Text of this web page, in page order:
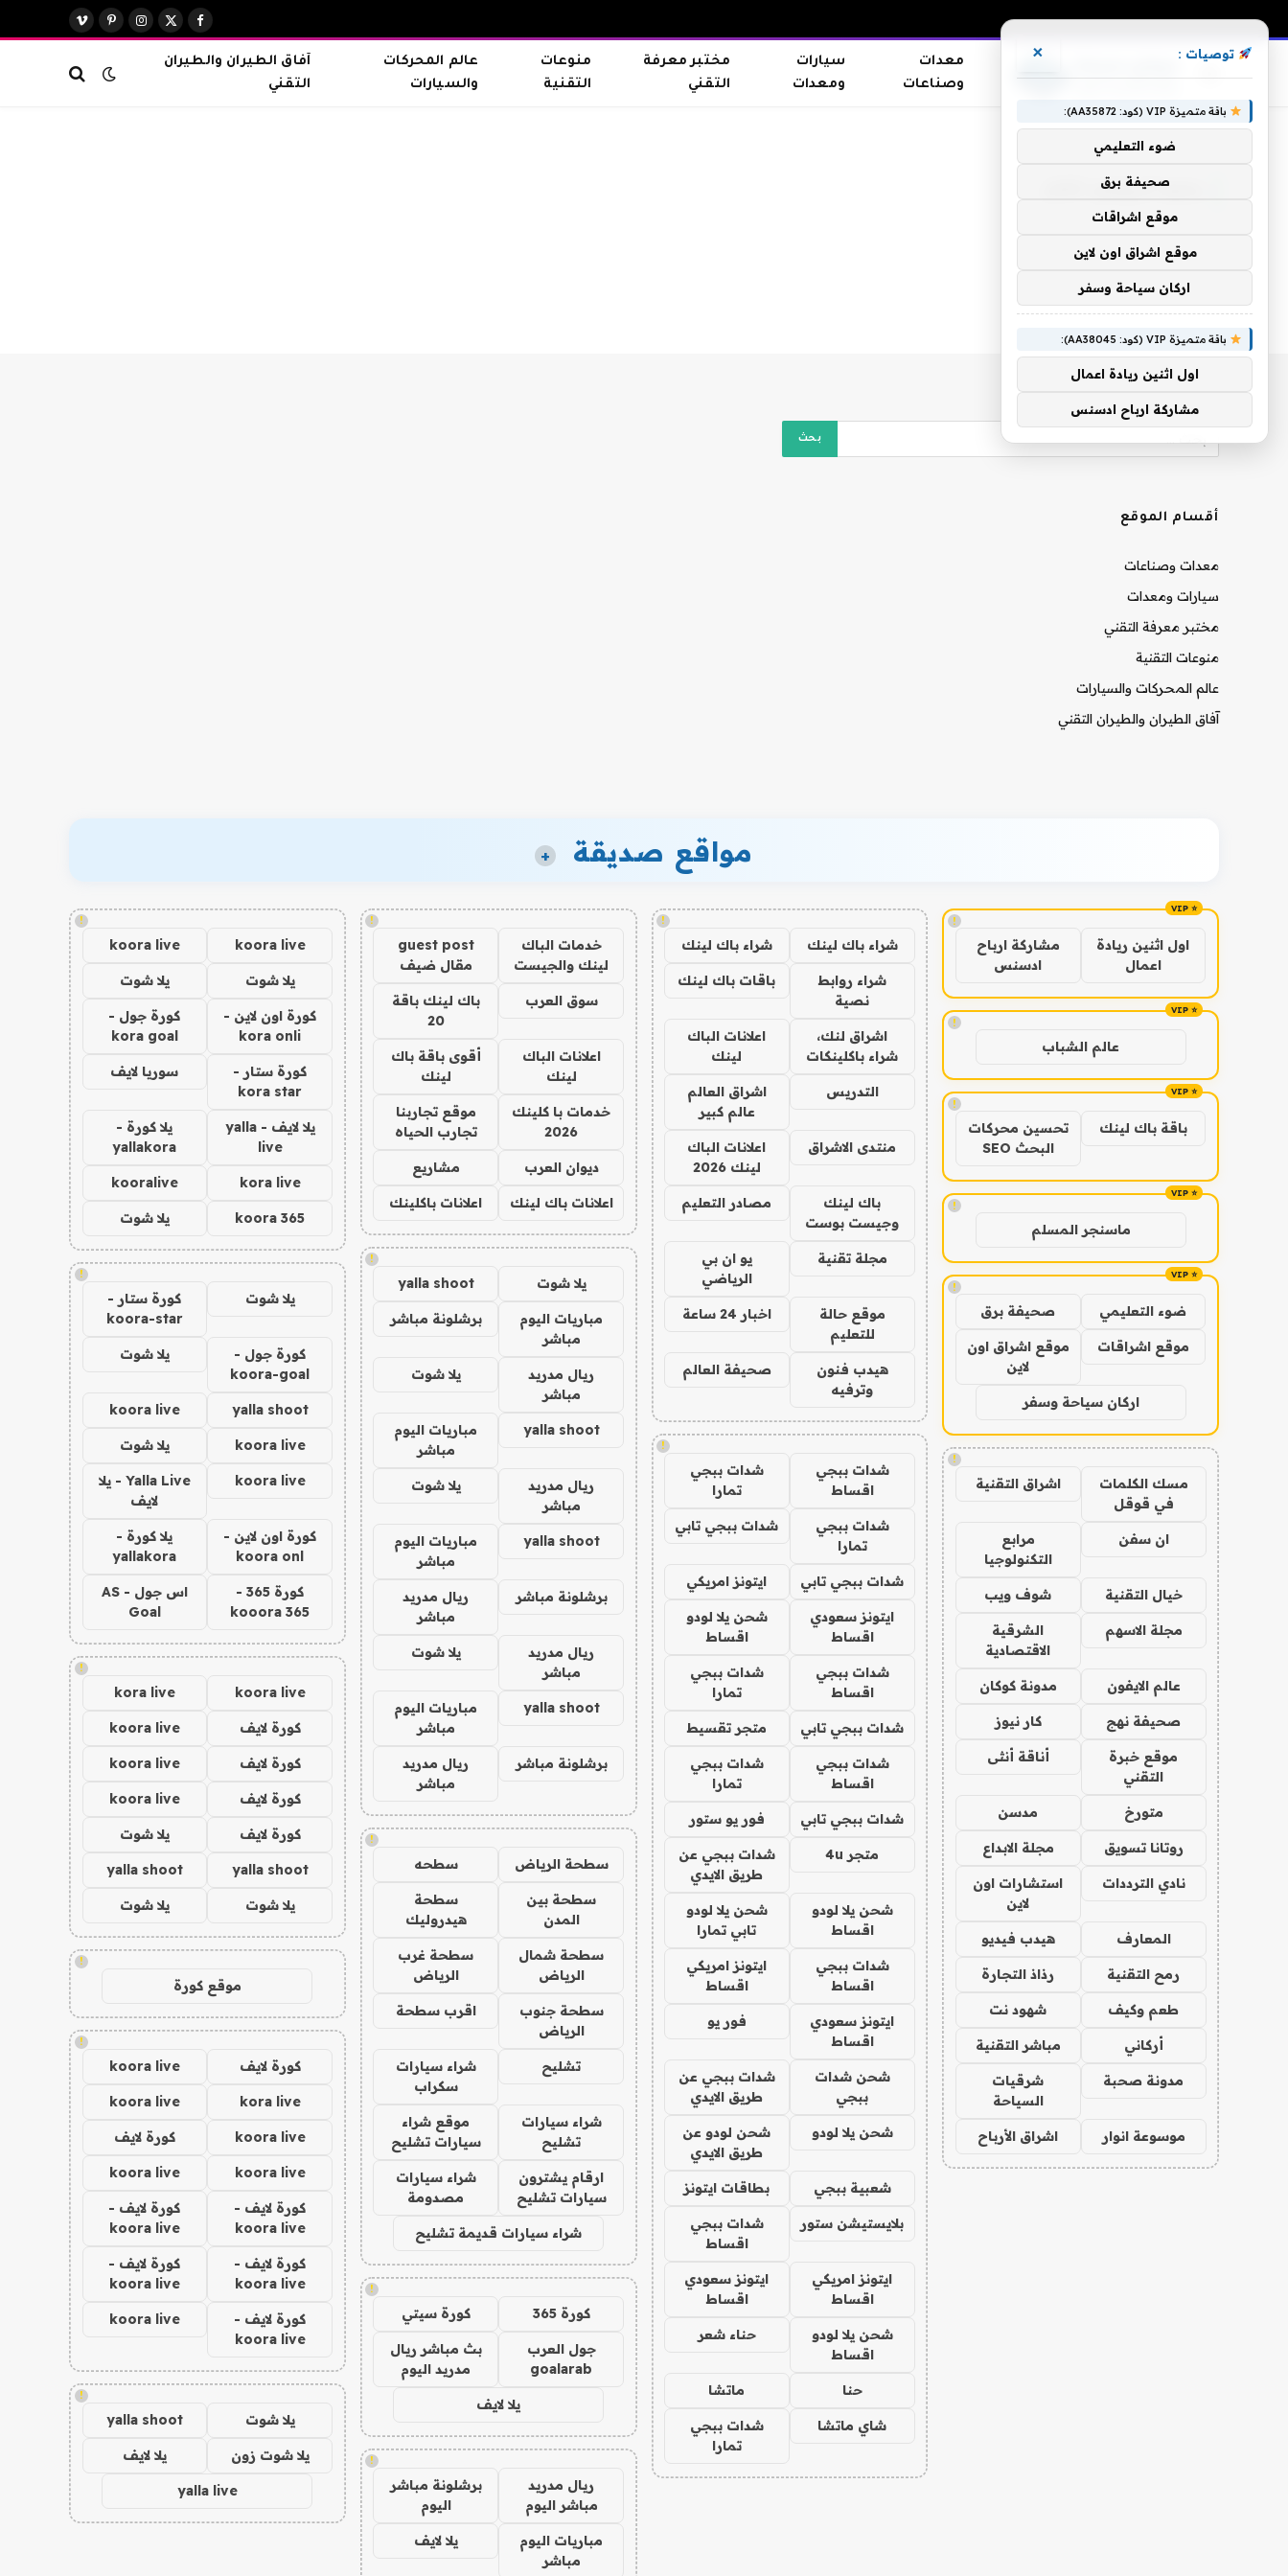
فيسبوك
X
الانستغرامبينتيريست
فيميو
معدات
وصناعات
سيارات
ومعدات
مختبر معرفة
التقني
منوعات
التقنية
عالم المحركات
والسيارات
آفاق الطيران والطيران
التقني
رجيم البروتين اتكنز
أقسام الموقع
معدات وصناعات
سيارات ومعدات
مختبر معرفة التقني
منوعات التقنية
عالم المحركات والسيارات
آفاق الطيران والطيران التقني
مواقع صديقة +
!
اول اثنين ريادة
اعمال
مشاركة ارباح
ادسنس
!
عالم الشباب
!
باقة باك لينك
تحسين محركات
البحث SEO
!
ماسنجر المسلم
!
ضوء التعليمي صحيفة برق
موقع اشراقات
موقع اشراق اون
لاين
اركان سياحة وسفر
!
مسك الكلمات
في قوقل
اشراق التقنية
ان سفن
مرابع
التكنولوجيا
خيال التقنية شوف ويب
مجلة الاسهم
الشرقية
الاقتصادية
عالم الايفون مدونة كوكان
صحيفة نهج كار نيوز
موقع خبرة
التقني
أناقة أنثى
متورخ مدسن
روتانا تسويق مجلة الابداع
نادي الترددات
استشارات اون
لاين
المعارف هيدب فيديو
رمح التقنية رذاذ التجارة
طعم وكيف شهود نت
أركاني مباشر التقنية
مدونة صحبة
شرقيات
السياحة
موسوعة انوار اشراق الأرباح
!
شراء باك لينك شراء باك لينك
شراء روابط
نصية
باقات باك لينك
اشراق لنك،
شراء باكلينكات
اعلانات الباك
لينك
التدريس
اشراق العالم
عالم كبير
منتدى الاشراق
اعلانات الباك
لينك 2026
باك لينك
وجيست بوست
مصادر التعليم
مجلة تقنية
يو ان بي
الرياضي
موقع حالة
للتعليم
اخبار 24 ساعة
هيدب فنون
وترفيه
صحيفة العالم
!
شدات ببجي
اقساط
شدات ببجي
تمارا
شدات ببجي
تمارا
شدات ببجي تابي
شدات ببجي تابي ايتونز امريكي
ايتونز سعودي
اقساط
شحن يلا لودو
اقساط
شدات ببجي
اقساط
شدات ببجي
تمارا
شدات ببجي تابي متجر تقسيط
شدات ببجي
اقساط
شدات ببجي
تمارا
شدات ببجي تابي فور يو ستور
متجر 4u
شدات ببجي عن
طريق الايدي
شحن يلا لودو
اقساط
شحن يلا لودو
تابي تمارا
شدات ببجي
اقساط
ايتونز امريكي
اقساط
ايتونز سعودي
اقساط
فور يو
شحن شدات
ببجي
شدات ببجي عن
طريق الايدي
شحن يلا لودو
شحن لودو عن
طريق الايدي
شعبية ببجي بطاقات ايتونز
بلايستيشن ستور
شدات ببجي
اقساط
ايتونز امريكي
اقساط
ايتونز سعودي
اقساط
شحن يلا لودو
اقساط
حناء شعر
حنا ماتشا
شاي ماتشا
شدات ببجي
تمارا
!
خدمات الباك
لينك والجيست
guest post
مقال ضيف
سوق العرب
باك لينك باقة
20
اعلانات الباك
لينك
أقوى باقة باك
لينك
خدمات با كلينك
2026
موقع تجاربنا
تجارب الحياه
ديوان العرب مشاريع
اعلانات باك لينك اعلانات باكلينك
!
يلا شوت yalla shoot
مباريات اليوم
مباشر
برشلونة مباشر
ريال مدريد
مباشر
يلا شوت
yalla shoot
مباريات اليوم
مباشر
ريال مدريد
مباشر
يلا شوت
yalla shoot
مباريات اليوم
مباشر
برشلونة مباشر
ريال مدريد
مباشر
ريال مدريد
مباشر
يلا شوت
yalla shoot
مباريات اليوم
مباشر
برشلونة مباشر
ريال مدريد
مباشر
!
سطحة الرياض سطحه
سطحة بين
المدن
سطحة
هيدروليك
سطحة شمال
الرياض
سطحة غرب
الرياض
سطحة جنوب
الرياض
اقرب سطحة
تشليح
شراء سيارات
سكراب
شراء سيارات
تشليح
موقع شراء
سيارات تشليح
ارقام يشترون
سيارات تشليح
شراء سيارات
مصدومة
شراء سيارات قديمة تشليح
!
كورة 365 كورة سيتي
جول العرب
goalarab
بث مباشر ريال
مدريد اليوم
يلا لايف
!
ريال مدريد
مباشر اليوم
برشلونة مباشر
اليوم
مباريات اليوم
مباشر
يلا لايف
!
koora live
koora live
يلا شوت يلا شوت
كورة اون لاين -
kora onli
كورة جول -
kora goal
كورة ستار -
kora star
سوريا لايف
يلا لايف - yalla
live
يلا كورة -
yallakora
kora live
kooralive
koora 365 يلا شوت
!
يلا شوت
كورة ستار -
koora-star
كورة جول -
koora-goal
يلا شوت
yalla shoot
koora live
koora live يلا شوت
koora live
Yalla Live - يلا
لايف
كورة اون لاين -
koora onl
يلا كورة -
yallakora
كورة 365 -
kooora 365
اس جول - AS
Goal
!
koora live
kora live
كورة لايف koora live
كورة لايف koora live
كورة لايف koora live
كورة لايف يلا شوت
yalla shoot
yalla shoot
يلا شوت يلا شوت
!
موقع كورة
!
كورة لايف koora live
kora live
koora live
koora live كورة لايف
koora live
koora live
كورة لايف -
koora live
كورة لايف -
koora live
كورة لايف -
koora live
كورة لايف -
koora live
كورة لايف -
koora live
koora live
!
يلا شوت yalla shoot
يلا شوت زون يلا لايف
yalla live
توصيات : ×
باقة متميزة VIP (كود: AA35872):
ضوء التعليمي
صحيفة برق
موقع اشراقات
موقع اشراق اون لاين
اركان سياحة وسفر
باقة متميزة VIP (كود: AA38045):
اول اثنين ريادة اعمال
مشاركة ارباح ادسنس